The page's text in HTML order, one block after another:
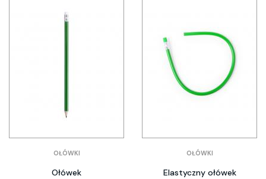
OŁÓWKI
Ołówek
OŁÓWKI
Elastyczny ołówek